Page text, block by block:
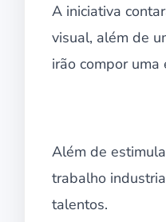
A iniciativa
visual, além de
irão compor uma
Além de
trabalho
talentos.